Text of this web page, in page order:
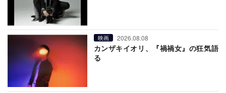
映画 2026.08.08
カンザキイオリ、『禍禍女』の狂気語
る